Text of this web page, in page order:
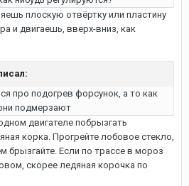
плоскую отвёртку или пластину
и двигаешь, вверх-вниз, как
про подогрев форсунок, а то как
подмерзают
двигателе побрызгать
корка. Прогрейте лобовое стекло,
брызгайте. Если по трассе в мороз
скорее ледяная корочка по